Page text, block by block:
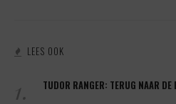
LEES OOK
1. TUDOR RANGER: TERUG NAAR